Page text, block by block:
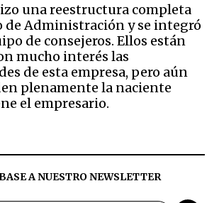
una reestructura completa
de Administración y se integró
de consejeros. Ellos están
mucho interés las
de esta empresa, pero aún
plenamente la naciente
el empresario.
A NUESTRO NEWSLETTER